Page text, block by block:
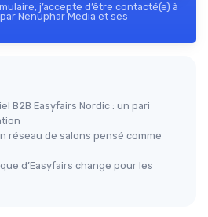
j’accepte d’être contacté(e) à
Nenuphar Media et ses
B2B Easyfairs Nordic : un pari
réseau de salons pensé comme
d’Easyfairs change pour les